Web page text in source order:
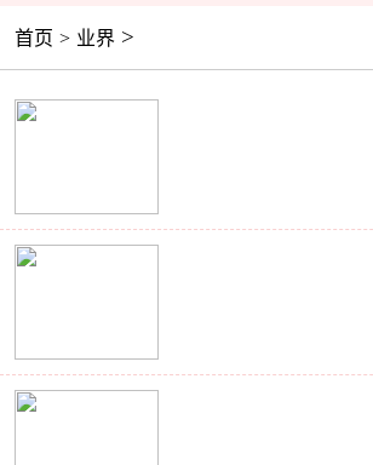
首页 > 业界 >